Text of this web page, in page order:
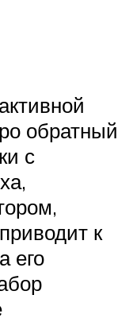
обратный
с
к
его